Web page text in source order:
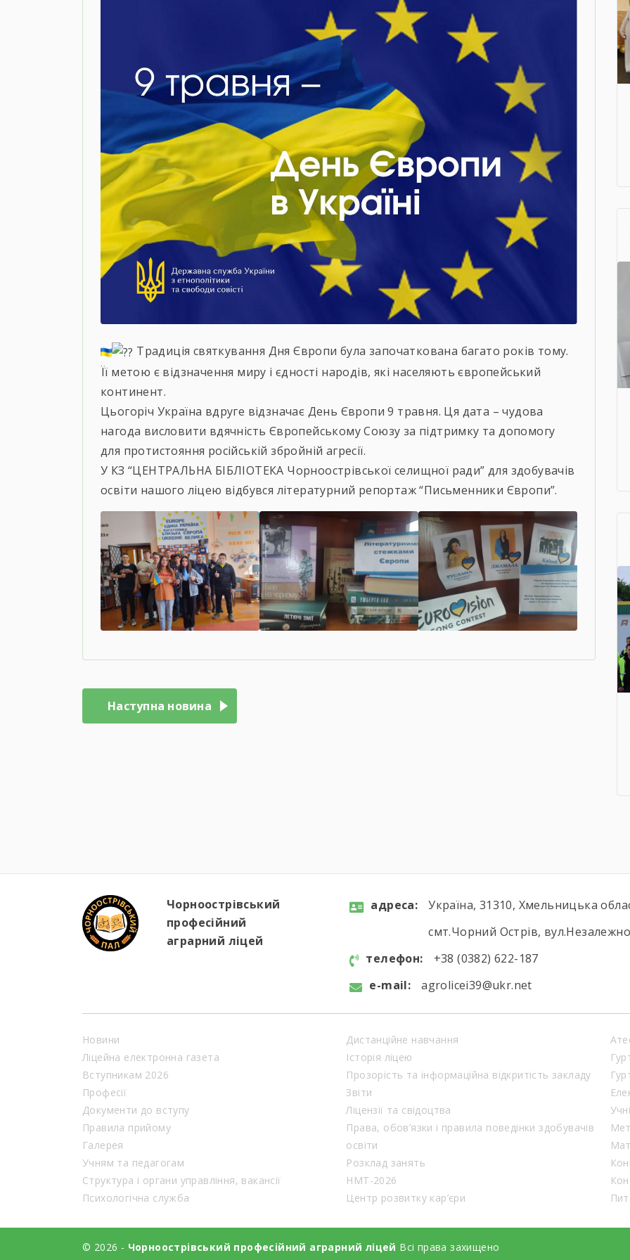
Традиція святкування Дня Європи була започаткована багато років тому.
Її метою є відзначення миру і єдності народів, які населяють європейський
континент.
Цьогоріч Україна вдруге відзначає День Європи 9 травня. Ця дата – чудова
нагода висловити вдячність Європейському Союзу за підтримку та допомогу
для протистояння російській збройній агресії.
У КЗ “ЦЕНТРАЛЬНА БІБЛІОТЕКА Чорноострівської селищної ради” для здобувачів
освіти нашого ліцею відбувся літературний репортаж “Письменники Європи”.
записівНаступна новина
Чорноострівський
професійний
аграрний ліцей
aдресa:
Україна, 31310, Хмельницька
смт.Чорний Острів,
телефон:
+38 (0382) 622-187
e-mail:
agrolicei39@ukr.net
Новини
Ліцейна електронна газета
Вступникам 2026
Професії
Документи до вступу
Правила прийому
Галерея
Учням та педагогам
Структура і органи управління, вакансії
Психологічна служба
Дистанційне навчання
Історія ліцею
Прозорість та інформаційна відкритість закладу
Звіти
Ліцензії та свідоцтва
Права, обов’язки і правила поведінки здобувачів
освіти
Розклад занять
НМТ-2026
Центр розвитку кар’єри
© 2026 - Чорноострівський професійний аграрний ліцей Всі права захищено